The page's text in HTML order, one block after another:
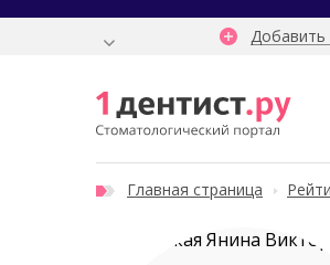
Добавить
Главная страница